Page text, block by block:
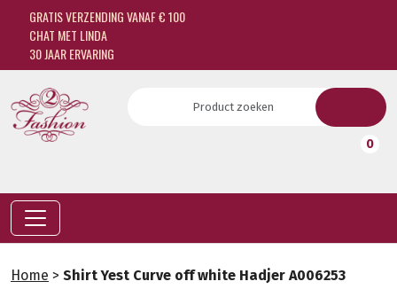
GRATIS VERZENDING VANAF € 100
CHAT MET LINDA
30 JAAR ERVARING
0
Home > Shirt Yest Curve off white Hadjer A006253